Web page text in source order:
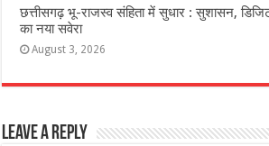
छत्तीसगढ़ भू-राजस्व संहिता में सुधार : सुशासन,
का नया सवेरा
August 3, 2026
Leave a Reply